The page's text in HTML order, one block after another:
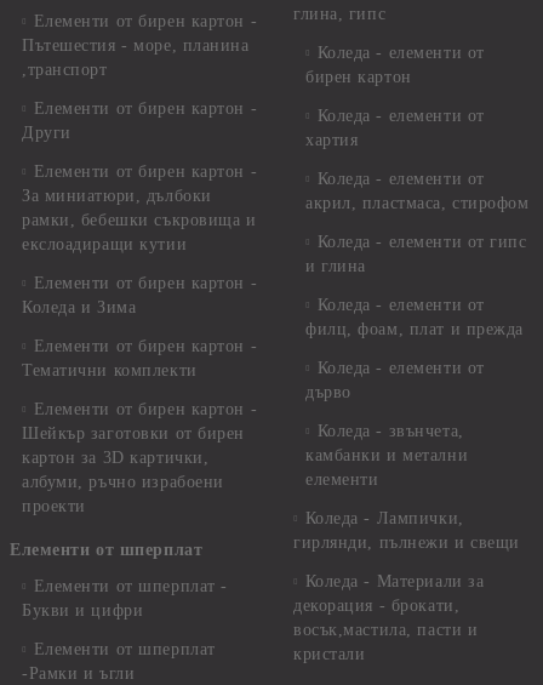
Елементи от бирен картон -
Пътешестия - море, планина
,транспорт
Елементи от бирен картон -
Други
Елементи от бирен картон -
За миниатюри, дълбоки
рамки, бебешки съкровища и
екслоадиращи кутии
Елементи от бирен картон -
Коледа и Зима
Елементи от бирен картон -
Тематични комплекти
Елементи от бирен картон -
Шейкър заготовки от бирен
картон за 3D картички,
албуми, ръчно израбоени
проекти
Елементи от шперплат
Елементи от шперплат -
Букви и цифри
Елементи от шперплат
-Рамки и ъгли
глина, гипс
Коледа - елементи от
бирен картон
Коледа - елементи от
хартия
Коледа - елементи от
акрил, пластмаса, стирофом
Коледа - елементи от гипс
и глина
Коледа - елементи от
филц, фоам, плат и прежда
Коледа - елементи от
дърво
Коледа - звънчета,
камбанки и метални
елементи
Коледа - Лампички,
гирлянди, пълнежи и свещи
Коледа - Материали за
декорация - брокати,
восък,мастила, пасти и
кристали